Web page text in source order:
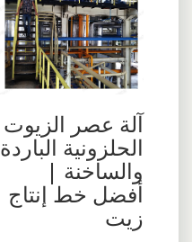
آلة عصر الزيوت
الحلزونية الباردة
والساخنة |
أفضل خط إنتاج
زيت